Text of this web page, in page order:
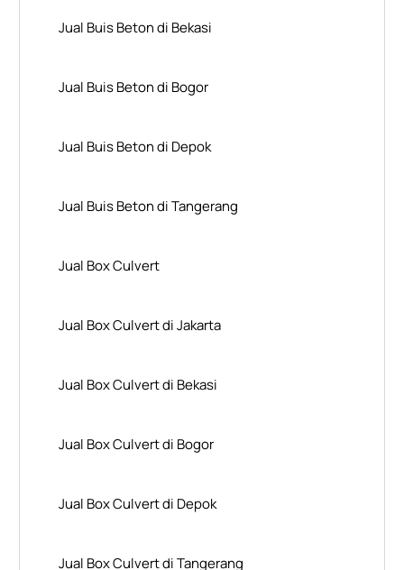
Jual Buis Beton di Bekasi
Jual Buis Beton di Bogor
Jual Buis Beton di Depok
Jual Buis Beton di Tangerang
Jual Box Culvert
Jual Box Culvert di Jakarta
Jual Box Culvert di Bekasi
Jual Box Culvert di Bogor
Jual Box Culvert di Depok
Jual Box Culvert di Tangerang